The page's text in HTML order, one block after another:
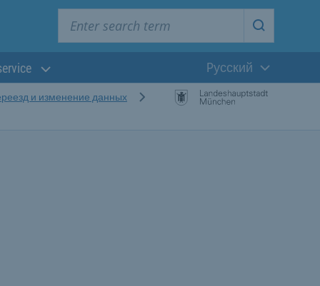
Start
Текущий
Pусский
и изменение данных